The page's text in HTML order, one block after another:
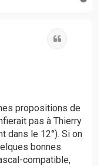
propositions de
pas à Thierry
dans le 12°). Si on
bonnes
compatible,